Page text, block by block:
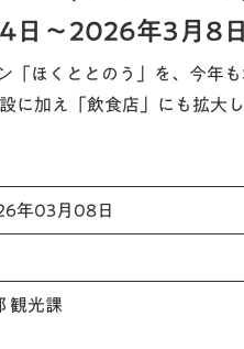
日～2026年3月8日
「ほくととのう」を、今年
に加え「飲食店」にも拡大し
年03月08日
観光課